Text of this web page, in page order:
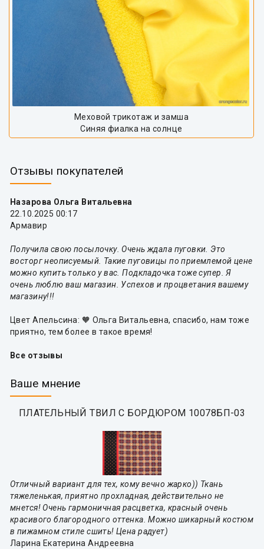
Меховой трикотаж и замша
Синяя фиалка на солнце
Отзывы покупателей
Назарова Ольга Витальевна
22.10.2025 00:17
Армавир
Получила свою посылочку. Очень ждала пуговки. Это
восторг неописуемый. Такие пуговицы по приемлемой цене
можно купить только у вас. Подкладочка тоже супер. Я
очень люблю ваш магазин. Успехов и процветания вашему
магазину!!!
Цвет Апельсина: 🧡 Ольга Витальевна, спасибо, нам тоже
приятно, тем более в такое время!
Все отзывы
Ваше мнение
ПЛАТЕЛЬНЫЙ ТВИЛ С БОРДЮРОМ 10078БП-03
Отличный вариант для тех, кому вечно жарко)) Ткань
тяжеленькая, приятно прохладная, действительно не
мнется! Очень гармоничная расцветка, красный очень
красивого благородного оттенка. Можно шикарный костюм
в пижамном стиле сшить! Цена радует)
Ларина Екатерина Андреевна